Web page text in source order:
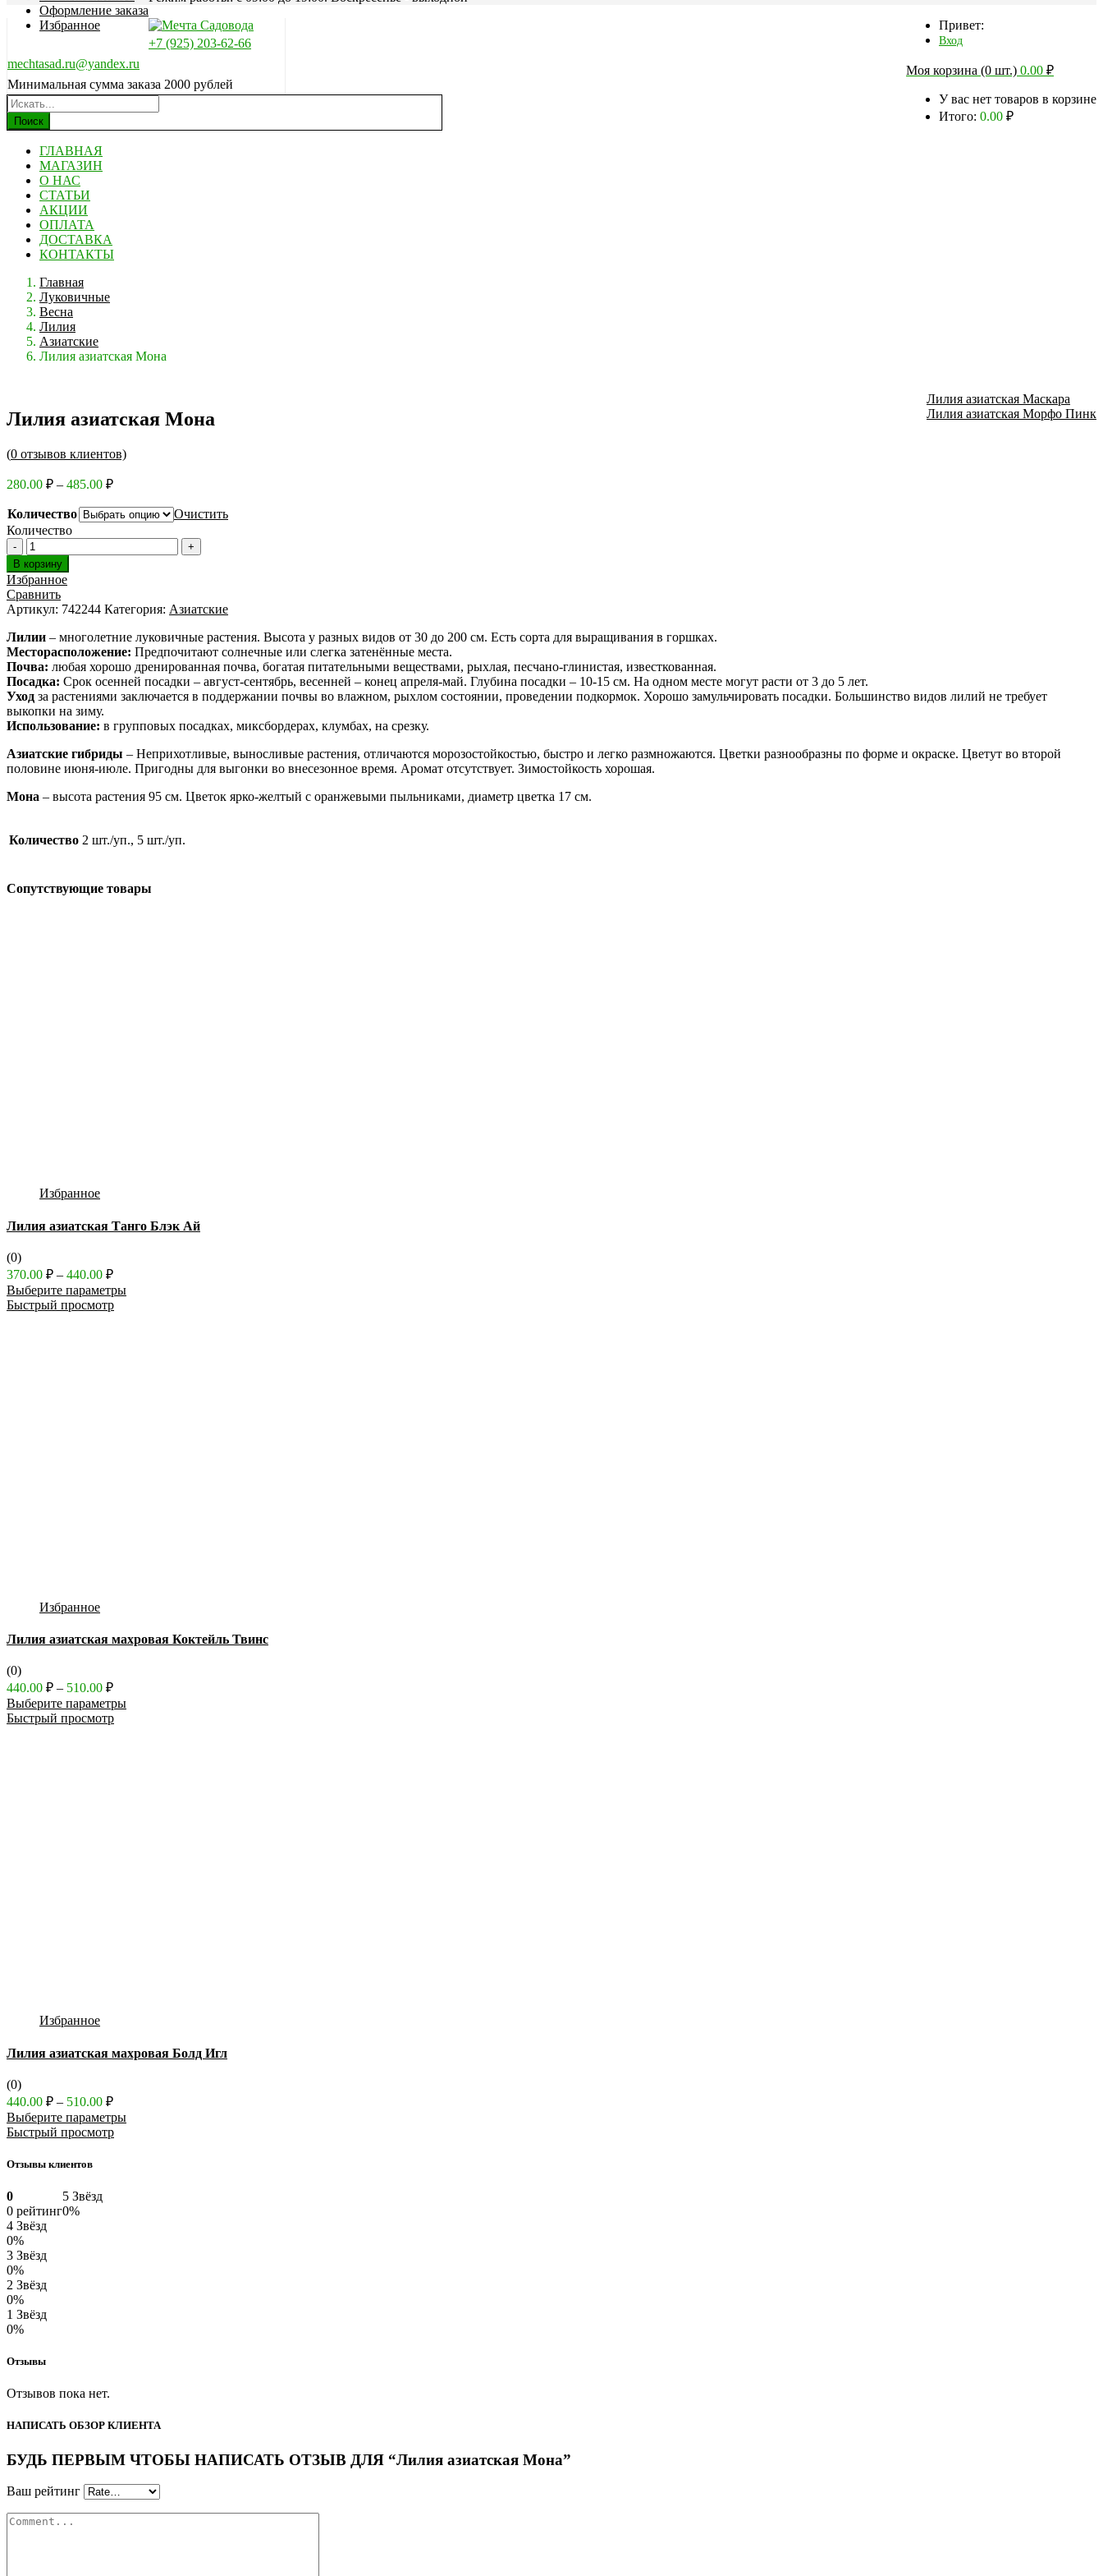
Оформление заказа
Избранное
Привет:
Вход
Моя корзина (0 шт.) 0.00 ₽
У вас нет товаров в корзине
Итого: 0.00 ₽
+7 (925) 203-62-66
mechtasad.ru@yandex.ru
Минимальная сумма заказа 2000 рублей
Поиск
ГЛАВНАЯ
МАГАЗИН
О НАС
СТАТЬИ
АКЦИИ
ОПЛАТА
ДОСТАВКА
КОНТАКТЫ
Главная
Луковичные
Весна
Лилия
Азиатские
Лилия азиатская Мона
Лилия азиатская Маскара
Лилия азиатская Морфо Пинк
Лилия азиатская Мона
(0 отзывов клиентов)
280.00 ₽ – 485.00 ₽Диапазон
280.00 ₽
Количество
Очистить
Количество
В корзину
Избранное
Сравнить
Артикул: 742244 Категория: Азиатские
Лилии – многолетние луковичные растения. Высота у разных видов от 30 до 200 см. Есть сорта для выращивания в горшках.
Месторасположение: Предпочитают солнечные или слегка затенённые места.
Почва: любая хорошо дренированная почва, богатая питательными веществами, рыхлая, песчано-глинистая, известкованная.
Посадка: Срок осенней посадки – август-сентябрь, весенней – конец апреля-май. Глубина посадки – 10-15 см. На одном месте могут расти от 3 до 5 лет.
Уход за растениями заключается в поддержании почвы во влажном, рыхлом состоянии, проведении подкормок. Хорошо замульчировать посадки. Большинство видов лилий не требует
выкопки на зиму.
Использование: в групповых посадках, миксбордерах, клумбах, на срезку.
Азиатские гибриды – Неприхотливые, выносливые растения, отличаются морозостойкостью, быстро и легко размножаются. Цветки разнообразны по форме и окраске. Цветут во второй
половине июня-июле. Пригодны для выгонки во внесезонное время. Аромат отсутствует. Зимостойкость хорошая.
Мона – высота растения 95 см. Цветок ярко-желтый с оранжевыми пыльниками, диаметр цветка 17 см.
Количество 2 шт./уп., 5 шт./уп.
Сопутствующие товары
Избранное
Лилия азиатская Танго Блэк Ай
(0)
370.00 ₽ – 440.00 ₽Диапазон
цен:
370.00 ₽
Выберите параметры
Быстрый просмотр
Избранное
Лилия азиатская махровая Коктейль Твинс
(0)
440.00 ₽ – 510.00 ₽Диапазон
цен:
440.00 ₽
Выберите параметры
Быстрый просмотр
Избранное
Лилия азиатская махровая Болд Игл
(0)
440.00 ₽ – 510.00 ₽Диапазон
цен:
440.00 ₽
Выберите параметры
Быстрый просмотр
Отзывы клиентов
0
0 рейтинг
5 Звёзд
0%
4 Звёзд
0%
3 Звёзд
0%
2 Звёзд
0%
1 Звёзд
0%
Отзывы
Отзывов пока нет.
НАПИСАТЬ ОБЗОР КЛИЕНТА
БУДЬ ПЕРВЫМ ЧТОБЫ НАПИСАТЬ ОТЗЫВ ДЛЯ “Лилия азиатская Мона”
Ваш рейтинг